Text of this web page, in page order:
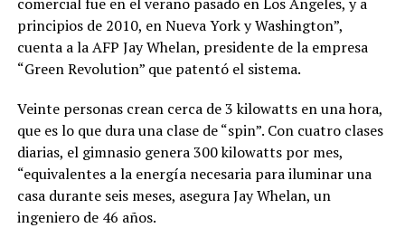
principios de 2010, en Nueva York y Washington”,
cuenta a la AFP Jay Whelan, presidente de la empresa
“Green Revolution” que patentó el sistema.
Veinte personas crean cerca de 3 kilowatts en una hora,
que es lo que dura una clase de “spin”. Con cuatro clases
diarias, el gimnasio genera 300 kilowatts por mes,
“equivalentes a la energía necesaria para iluminar una
casa durante seis meses, asegura Jay Whelan, un
ingeniero de 46 años.